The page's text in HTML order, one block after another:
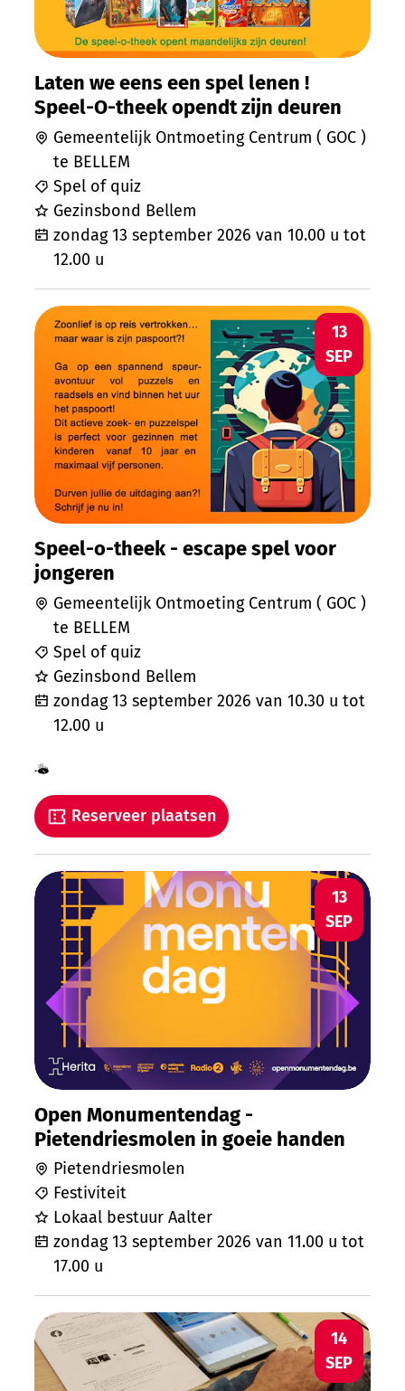
Laten we eens een spel lenen !
Speel-O-theek opendt zijn deuren
Gemeentelijk Ontmoeting Centrum ( GOC )
te BELLEM
Spel of quiz
Gezinsbond Bellem
zondag 13 september 2026 van 10.00 u tot
12.00 u
Speel-o-theek - escape spel voor
ZO
13
SEP
Speel-o-theek - escape spel voor
jongeren
Gemeentelijk Ontmoeting Centrum ( GOC )
te BELLEM
Spel of quiz
Gezinsbond Bellem
zondag 13 september 2026 van 10.30 u tot
12.00 u
Reserveer plaatsen
Open Monumentendag -
ZO
13
SEP
Open Monumentendag -
Pietendriesmolen in goeie handen
Pietendriesmolen
Festiviteit
Lokaal bestuur Aalter
zondag 13 september 2026 van 11.00 u tot
17.00 u
Stel je digivraag - ism KISP
MA
14
SEP